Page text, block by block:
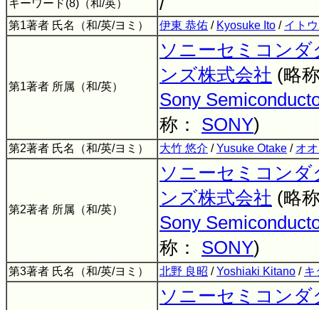
キーワード(8)（和/英）
第1著者 氏名（和/英/ヨミ） 伊東 恭佑 / Kyosuke Ito / イト
第1著者 所属（和/英）
ソニーセミコン
ンズ株式会社 (略
Sony
称： SONY)
第2著者 氏名（和/英/ヨミ） 大竹 悠介 /Yusuke Otake / オ
第2著者 所属（和/英）
ソニーセミコン
ンズ株式会社 (略
Sony
称： SONY)
第3著者 氏名（和/英/ヨミ） 北野 良昭 /Yoshiaki Kitano / キ
ソニーセミコン